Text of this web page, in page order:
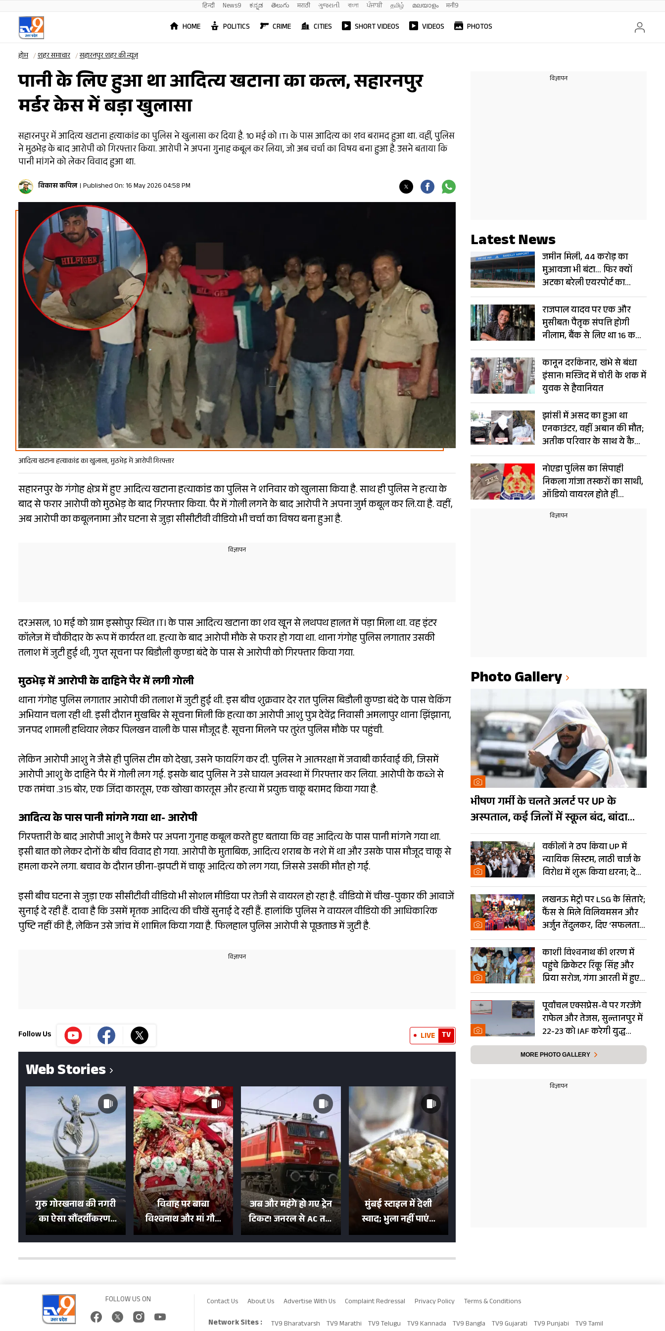
हिन्दी News9 ಕನ್ನಡ తెలుగు मराठी ગુજરાતી বাংলা ਪੰਜਾਬੀ தமிழ் മലയാളം मनी9
HOME POLITICS CRIME CITIES SHORT VIDEOS VIDEOS PHOTOS
होम शहर समाचार सहारनपुर शहर की न्यूज़
पानी के लिए हुआ था आदित्य खटाना का कत्ल, सहारनपुर
मर्डर केस में बड़ा खुलासा
सहारनपुर में आदित्य खटाना हत्याकांड का पुलिस ने खुलासा कर दिया है. 10 मई को ITI के पास आदित्य का शव बरामद हुआ था. वहीं, पुलिस
ने मुठभेड़ के बाद आरोपी को गिरफ्तार किया. आरोपी ने अपना गुनाह कबूल कर लिया, जो अब चर्चा का विषय बना हुआ है. उसने बताया कि
पानी मांगने को लेकर विवाद हुआ था.
विकास कपिल Published On: 16 May 2026 04:58 PM
आदित्य खटाना हत्याकांड का खुलासा, मुठभेड़ में आरोपी गिरफ्तार
सहारनपुर के गंगोह क्षेत्र में हुए आदित्य खटाना हत्याकांड का पुलिस ने शनिवार को खुलासा किया है. साथ ही पुलिस ने हत्या के
बाद से फरार आरोपी को मुठभेड़ के बाद गिरफ्तार किया. पैर में गोली लगने के बाद आरोपी ने अपना जुर्म कबूल कर लि.या है. वहीं,
अब आरोपी का कबूलनामा और घटना से जुड़ा सीसीटीवी वीडियो भी चर्चा का विषय बना हुआ है.
दरअसल, 10 मई को ग्राम इस्सोपुर स्थित ITI के पास आदित्य खटाना का शव खून से लथपथ हालत में पड़ा मिला था. वह इंटर
कॉलेज में चौकीदार के रूप में कार्यरत था. हत्या के बाद आरोपी मौके से फरार हो गया था. थाना गंगोह पुलिस लगातार उसकी
तलाश में जुटी हुई थी, गुप्त सूचना पर बिडौली कुण्डा बंदे के पास से आरोपी को गिरफ्तार किया गया.
मुठभेड़ में आरोपी के दाहिने पैर में लगी गोली
थाना गंगोह पुलिस लगातार आरोपी की तलाश में जुटी हुई थी. इस बीच शुक्रवार देर रात पुलिस बिडौली कुण्डा बंदे के पास चेकिंग
अभियान चला रही थी. इसी दौरान मुखबिर से सूचना मिली कि हत्या का आरोपी आशु पुत्र देवेंद्र निवासी अमलापुर थाना झिंझाना,
जनपद शामली हथियार लेकर पिलखन वाली के पास मौजूद है. सूचना मिलने पर तुरंत पुलिस मौके पर पहुंची.
लेकिन आरोपी आशु ने जैसे ही पुलिस टीम को देखा, उसने फायरिंग कर दी. पुलिस ने आत्मरक्षा में जवाबी कार्रवाई की, जिसमें
आरोपी आशु के दाहिने पैर में गोली लग गई. इसके बाद पुलिस ने उसे घायल अवस्था में गिरफ्तार कर लिया. आरोपी के कब्जे से
एक तमंचा .315 बोर, एक जिंदा कारतूस, एक खोखा कारतूस और हत्या में प्रयुक्त चाकू बरामद किया गया है.
आदित्य के पास पानी मांगने गया था- आरोपी
गिरफ्तारी के बाद आरोपी आशु ने कैमरे पर अपना गुनाह कबूल करते हुए बताया कि वह आदित्य के पास पानी मांगने गया था.
इसी बात को लेकर दोनों के बीच विवाद हो गया. आरोपी के मुताबिक, आदित्य शराब के नशे में था और उसके पास मौजूद चाकू से
हमला करने लगा. बचाव के दौरान छीना-झपटी में चाकू आदित्य को लग गया, जिससे उसकी मौत हो गई.
इसी बीच घटना से जुड़ा एक सीसीटीवी वीडियो भी सोशल मीडिया पर तेजी से वायरल हो रहा है. वीडियो में चीख-पुकार की आवाजें
सुनाई दे रही हैं. दावा है कि उसमें मृतक आदित्य की चीखें सुनाई दे रही हैं. हालांकि पुलिस ने वायरल वीडियो की आधिकारिक
पुष्टि नहीं की है, लेकिन उसे जांच में शामिल किया गया है. फिलहाल पुलिस आरोपी से पूछताछ में जुटी है.
Follow Us LIVE TV
Web Stories
गुरु गोरखनाथ की नगरी
का ऐसा सौंदर्यीकरण!
मन मोह लेंगी शहर की
विवाह पर बाबा
विश्वनाथ और मां गौरा
को 6 लाख रुपये का
शगुन
अब और महंगे हो गए ट्रेन
टिकट! जनरल से AC तक
का बढ़ा किराया; दिल्ली
मुंबई स्टाइल में देशी
स्वाद; भुला नहीं पाएंगे
मुल्तानी छोले-पाव का
Latest News
जमीन मिली, 44 करोड़ का
मुआवजा भी बंटा… फिर क्यों
अटका बरेली एयरपोर्ट का
विस्तार?
राजपाल यादव पर एक और
मुसीबत! पैतृक संपत्ति होगी
नीलाम, बैंक से लिए था 16 करोड़
का लोन
कानून दरकिनार, खंभे से बंधा
इंसान! मस्जिद में चोरी के शक में
युवक से हैवानियत
झांसी में असद का हुआ था
एनकाउंटर, वहीं अबान की मौत;
अतीक परिवार के साथ ये कैसा
संयोग!
नोएडा पुलिस का सिपाही
निकला गांजा तस्करों का साथी,
ऑडियो वायरल होते ही
गिरफ्तार, नौकरी भी गई
Photo Gallery
भीषण गर्मी के चलते अलर्ट पर UP के
अस्पताल, कई जिलों में स्कूल बंद, बांदा
दुनिया का तीसरा सबसे गर्म शहर
वकीलों ने ठप किया UP में
न्यायिक सिस्टम, लाठी चार्ज के
विरोध में शुरू किया धरना; देखें
Photos
लखनऊ मेट्रो पर LSG के सितारे;
फैंस से मिले विलियमसन और
अर्जुन तेंदुलकर, दिए ‘सफलता
के मंत्र’- PHOTOS
काशी विश्वनाथ की शरण में
पहुंचे क्रिकेटर रिंकू सिंह और
प्रिया सरोज, गंगा आरती में हुए
शामिल- Photos
पूर्वांचल एक्सप्रेस-वे पर गरजेंगे
राफेल और तेजस, सुल्तानपुर में
22-23 को IAF करेगी युद्ध
अभ्यास
MORE PHOTO GALLERY
FOLLOW US ON Contact Us About Us Advertise With Us Complaint Redressal Privacy Policy Terms & Conditions
Network Sites : TV9 Bharatvarsh TV9 Marathi TV9 Telugu TV9 Kannada TV9 Bangla TV9 Gujarati TV9 Punjabi TV9 Tamil